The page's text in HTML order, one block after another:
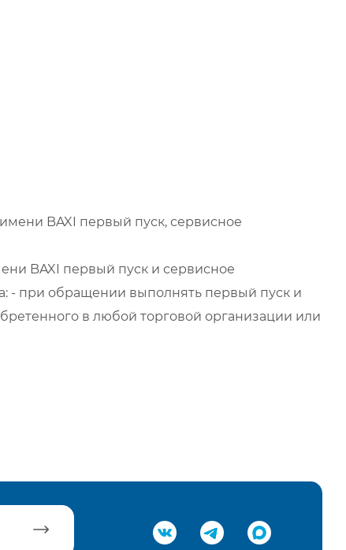
BAXI первый пуск, сервисное
BAXI первый пуск и сервисное
- при обращении выполнять первый пуск и
в любой торговой организации или